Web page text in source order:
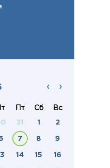
›
‹
Пт Сб Вс
31 1 2
7 8 9
14 15 16